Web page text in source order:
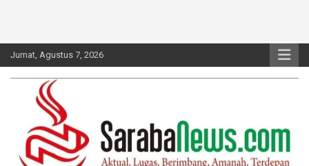
Jumat, Agustus 7, 2026